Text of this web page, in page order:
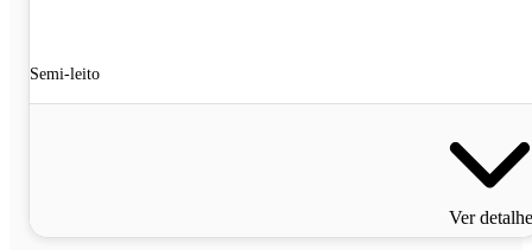
Semi-leito
Ver